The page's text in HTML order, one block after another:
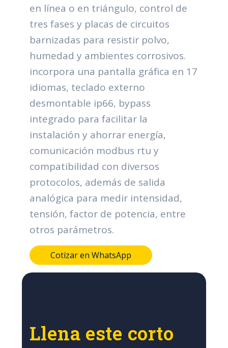
en línea o en triángulo, control de
tres fases y placas de circuitos
barnizadas para resistir polvo,
humedad y ambientes corrosivos.
incorpora una pantalla gráfica en 17
idiomas, teclado externo
desmontable ip66, bypass
integrado para facilitar la
instalación y ahorrar energía,
comunicación modbus rtu y
compatibilidad con diversos
protocolos, además de salida
analógica para medir intensidad,
tensión, factor de potencia, entre
otros parámetros.
Cotizar en WhatsApp
Llena este corto